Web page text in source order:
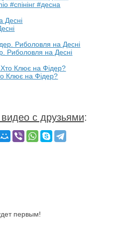
#спінінг #десна
Риболовля на Десні
Клює на Фідер?
с друзьями:
первым!